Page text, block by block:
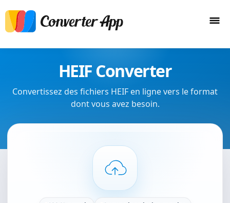
HEIF Converter
Convertissez des fichiers HEIF en ligne vers le format
dont vous avez besoin.